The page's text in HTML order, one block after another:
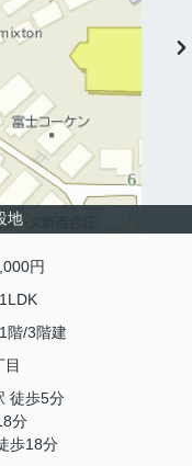
地
円
1LDK
1階/3階建
目
徒歩5分
分
歩18分